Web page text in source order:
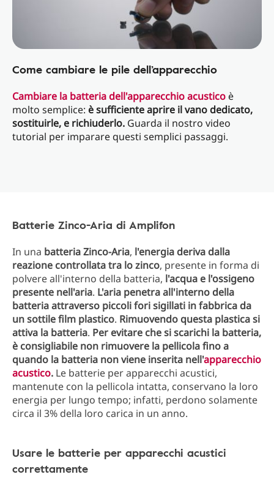
Come cambiare le pile dell’apparecchio
Cambiare la batteria dell'apparecchio acustico è
molto semplice: è sufficiente aprire il vano dedicato,
sostituirle, e richiuderlo. Guarda il nostro video
tutorial per imparare questi semplici passaggi.
Batterie Zinco-Aria di Amplifon
In una batteria Zinco-Aria, l'energia deriva dalla
reazione controllata tra lo zinco, presente in forma di
polvere all'interno della batteria, l'acqua e l'ossigeno
presente nell'aria. L'aria penetra all'interno della
batteria attraverso piccoli fori sigillati in fabbrica da
un sottile film plastico. Rimuovendo questa plastica si
attiva la batteria. Per evitare che si scarichi la batteria,
è consigliabile non rimuovere la pellicola fino a
quando la batteria non viene inserita nell'apparecchio
acustico. Le batterie per apparecchi acustici,
mantenute con la pellicola intatta, conservano la loro
energia per lungo tempo; infatti, perdono solamente
circa il 3% della loro carica in un anno.
Usare le batterie per apparecchi acustici
correttamente